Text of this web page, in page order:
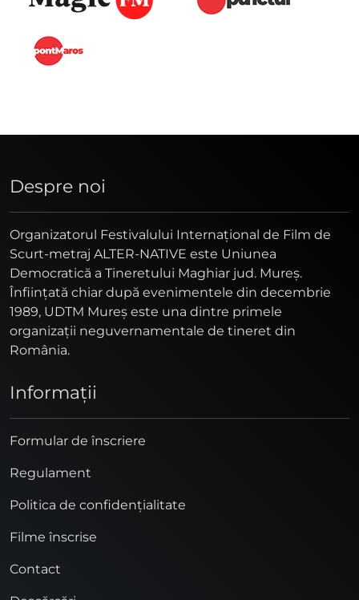
Despre noi
Organizatorul Festivalului Internaţional de Film de
Scurt-metraj ALTER-NATIVE este Uniunea
Democratică a Tineretului Maghiar jud. Mureş.
Înfiinţată chiar după evenimentele din decembrie
1989, UDTM Mureş este una dintre primele
organizaţii neguvernamentale de tineret din
România.
Informaţii
Formular de înscriere
Regulament
Politica de confidențialitate
Filme înscrise
Contact